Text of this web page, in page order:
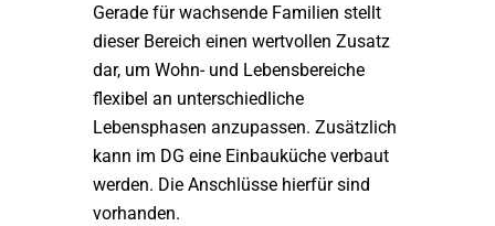
Gerade für wachsende Familien stellt
dieser Bereich einen wertvollen Zusatz
dar, um Wohn- und Lebensbereiche
flexibel an unterschiedliche
Lebensphasen anzupassen. Zusätzlich
kann im DG eine Einbauküche verbaut
werden. Die Anschlüsse hierfür sind
vorhanden.